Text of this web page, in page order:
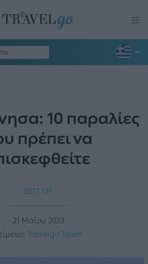
10 παραλίες
πρέπει να
BEST OF
21 Μαΐου 2023
Travelgo Team